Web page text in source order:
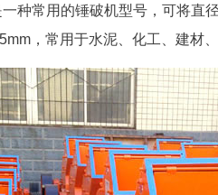
一种常用的锤破机型号，可将直
，常用于水泥、化工、建材